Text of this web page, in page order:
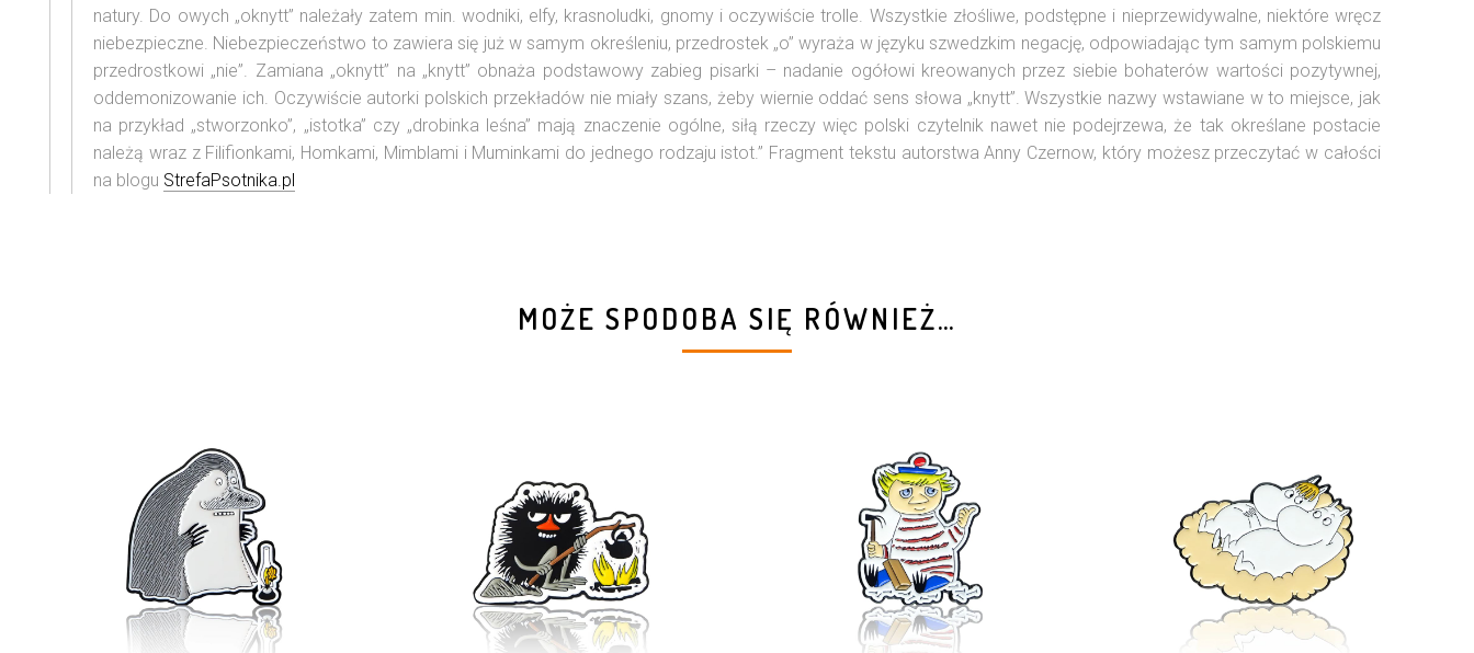
natury. Do owych „oknytt” należały zatem min. wodniki, elfy, krasnoludki, gnomy i oczywiście trolle. Wszystkie złośliwe, podstępne i nieprzewidywalne, niektóre wręcz
niebezpieczne. Niebezpieczeństwo to zawiera się już w samym określeniu, przedrostek „o” wyraża w języku szwedzkim negację, odpowiadając tym samym polskiemu
przedrostkowi „nie”. Zamiana „oknytt” na „knytt” obnaża podstawowy zabieg pisarki – nadanie ogółowi kreowanych przez siebie bohaterów wartości pozytywnej,
oddemonizowanie ich. Oczywiście autorki polskich przekładów nie miały szans, żeby wiernie oddać sens słowa „knytt”. Wszystkie nazwy wstawiane w to miejsce, jak
na przykład „stworzonko”, „istotka” czy „drobinka leśna” mają znaczenie ogólne, siłą rzeczy więc polski czytelnik nawet nie podejrzewa, że tak określane postacie
należą wraz z Filifionkami, Homkami, Mimblami i Muminkami do jednego rodzaju istot.” Fragment tekstu autorstwa Anny Czernow, który możesz przeczytać w całości
na blogu StrefaPsotnika.pl
MOŻE SPODOBA SIĘ RÓWNIEŻ…